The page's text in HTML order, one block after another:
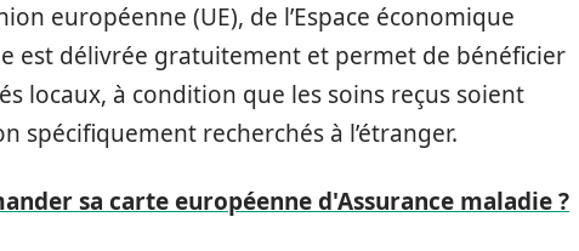
européenne (UE), de l’Espace économique
est délivrée gratuitement et permet de bénéficier
locaux, à condition que les soins reçus soient
spécifiquement recherchés à l’étranger.
sa carte européenne d'Assurance maladie ?